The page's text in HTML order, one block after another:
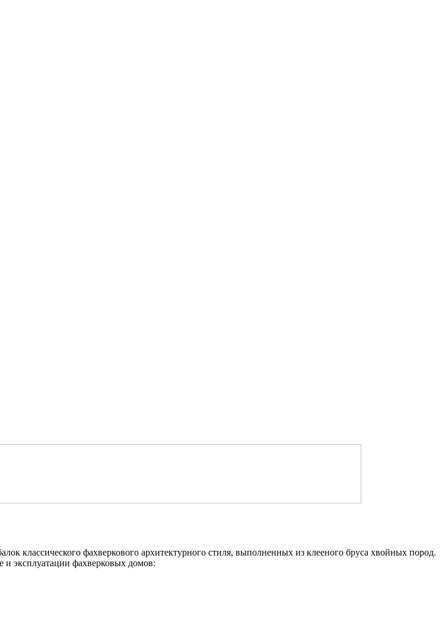
классического фахверкового архитектурного стиля, выполненных из клееного бруса хвойных пород.
и эксплуатации фахверковых домов: